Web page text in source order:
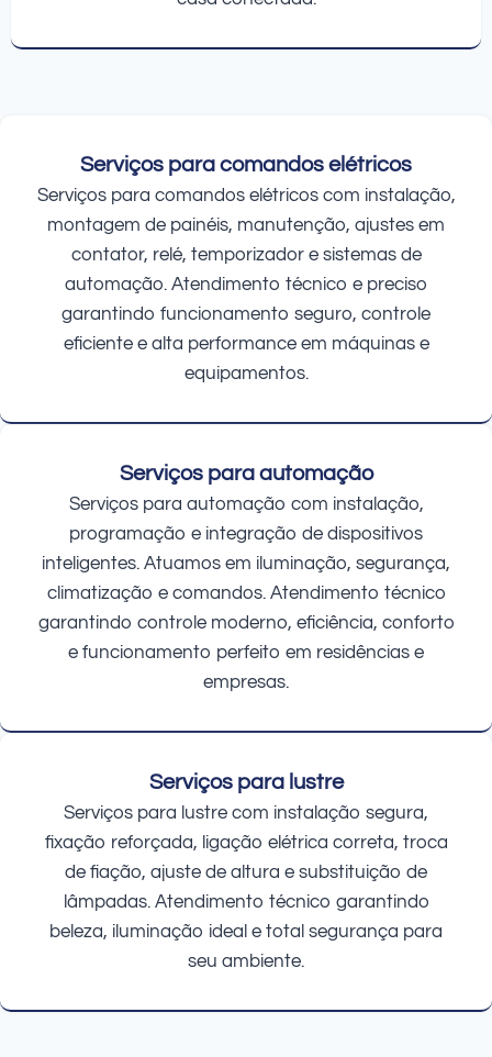
Serviços para comandos elétricos
Serviços para comandos elétricos com instalação,
montagem de painéis, manutenção, ajustes em
contator, relé, temporizador e sistemas de
automação. Atendimento técnico e preciso
garantindo funcionamento seguro, controle
eficiente e alta performance em máquinas e
equipamentos.
Serviços para automação
Serviços para automação com instalação,
programação e integração de dispositivos
inteligentes. Atuamos em iluminação, segurança,
climatização e comandos. Atendimento técnico
garantindo controle moderno, eficiência, conforto
e funcionamento perfeito em residências e
empresas.
Serviços para lustre
Serviços para lustre com instalação segura,
fixação reforçada, ligação elétrica correta, troca
de fiação, ajuste de altura e substituição de
lâmpadas. Atendimento técnico garantindo
beleza, iluminação ideal e total segurança para
seu ambiente.